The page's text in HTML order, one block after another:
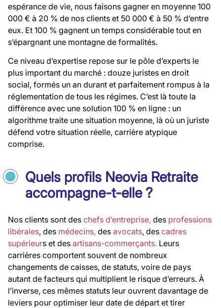
espérance de vie, nous faisons gagner en moyenne 100
000 € à 20 % de nos clients et 50 000 € à 50 % d’entre
eux. Et 100 % gagnent un temps considérable tout en
s’épargnant une montagne de formalités.
Ce niveau d’expertise repose sur le pôle d’experts le
plus important du marché : douze juristes en droit
social, formés un an durant et parfaitement rompus à la
réglementation de tous les régimes. C’est là toute la
différence avec une solution 100 % en ligne : un
algorithme traite une situation moyenne, là où un juriste
défend votre situation réelle, carrière atypique
comprise.
Quels profils Neovia Retraite
accompagne-t-elle ?
Nos clients sont des chefs d’entreprise, des professions
libérales, des médecins, des avocats, des cadres
supérieurs et des artisans-commerçants. Leurs
carrières comportent souvent de nombreux
changements de caisses, de statuts, voire de pays
autant de facteurs qui multiplient le risque d’erreurs. À
l’inverse, ces mêmes statuts leur ouvrent davantage de
leviers pour optimiser leur date de départ et tirer